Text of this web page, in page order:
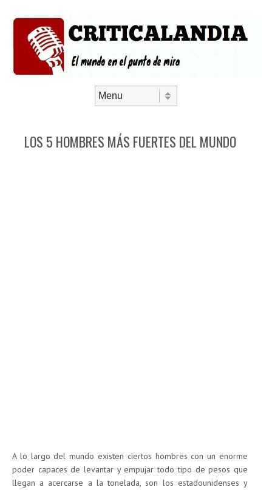
LOS 5 HOMBRES MÁS FUERTES DEL MUNDO
A lo largo del mundo existen ciertos hombres con un enorme
poder capaces de levantar y empujar todo tipo de pesos que
llegan a acercarse a la tonelada, son los estadounidenses y